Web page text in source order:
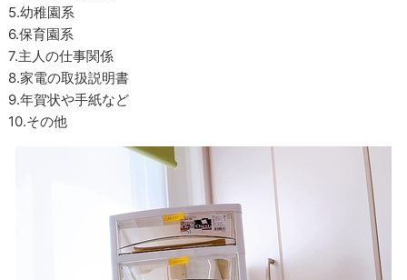
5.幼稚園系
6.保育園系
7.主人の仕事関係
8.家電の取扱説明書
9.年賀状や手紙など
10.その他